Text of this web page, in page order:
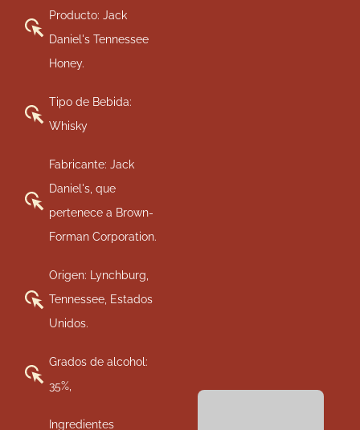
Producto: Jack
Daniel's Tennessee
Honey.
Tipo de Bebida:
Whisky
Fabricante: Jack
Daniel's, que
pertenece a Brown-
Forman Corporation.
Origen: Lynchburg,
Tennessee, Estados
Unidos.
Grados de alcohol:
35%,
Ingredientes